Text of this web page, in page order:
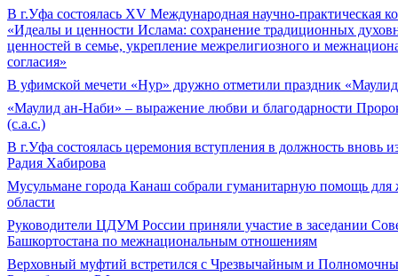
В г.Уфа состоялась XV Международная научно-практическая
«Идеалы и ценности Ислама: сохранение традиционных
ценностей в семье, укрепление межрелигиозного и
согласия»
В уфимской мечети «Нур» дружно отметили праздник
«Маулид ан-Наби» – выражение любви и благодарности
(с.а.с.)
В г.Уфа состоялась церемония вступления в должность вновь
Радия Хабирова
Мусульмане города Канаш собрали гуманитарную помощь для
области
Руководители ЦДУМ России приняли участие в заседании
Башкортостана по межнациональным отношениям
Верховный муфтий встретился с Чрезвычайным и